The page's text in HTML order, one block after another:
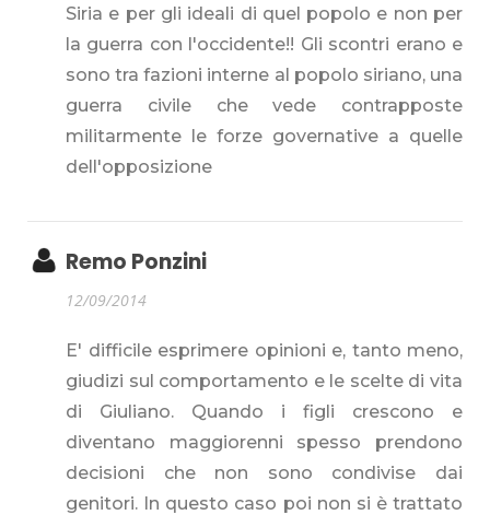
Siria e per gli ideali di quel popolo e non per
la guerra con l'occidente!! Gli scontri erano e
sono tra fazioni interne al popolo siriano, una
guerra civile che vede contrapposte
militarmente le forze governative a quelle
dell'opposizione
Remo Ponzini
12/09/2014
E' difficile esprimere opinioni e, tanto meno,
giudizi sul comportamento e le scelte di vita
di Giuliano. Quando i figli crescono e
diventano maggiorenni spesso prendono
decisioni che non sono condivise dai
genitori. In questo caso poi non si è trattato